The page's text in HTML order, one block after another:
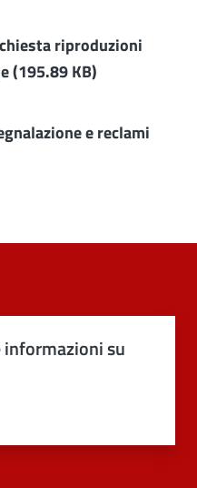
riproduzioni
(195.89 KB)
e reclami
informazioni su
su 5